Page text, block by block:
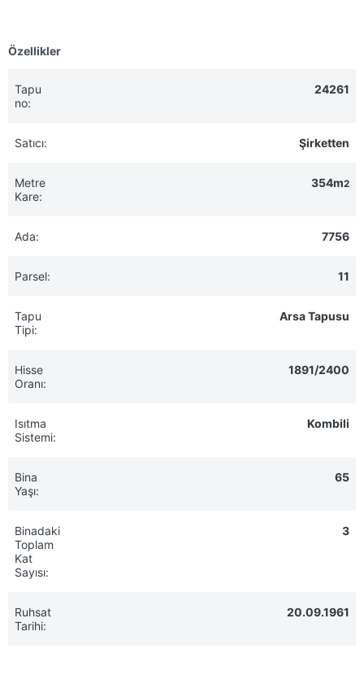
Özellikler
Tapu
no:
24261
Satıcı: Şirketten
Metre
Kare:
354m2
Ada: 7756
Parsel: 11
Tapu
Tipi:
Arsa Tapusu
Hisse
Oranı:
1891/2400
Isıtma
Sistemi:
Kombili
Bina
Yaşı:
65
Binadaki
Toplam
Kat
Sayısı:
3
Ruhsat
Tarihi:
20.09.1961